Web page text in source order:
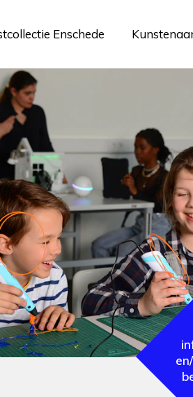
Enschede